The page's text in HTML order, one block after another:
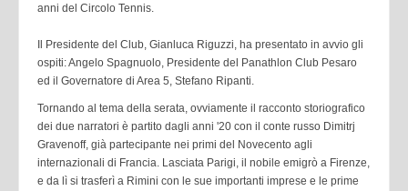
anni del Circolo Tennis.
Il Presidente del Club, Gianluca Riguzzi, ha presentato in avvio gli
ospiti: Angelo Spagnuolo, Presidente del Panathlon Club Pesaro
ed il Governatore di Area 5, Stefano Ripanti.
Tornando al tema della serata, ovviamente il racconto storiografico
dei due narratori è partito dagli anni '20 con il conte russo Dimitrj
Gravenoff, già partecipante nei primi del Novecento agli
internazionali di Francia. Lasciata Parigi, il nobile emigrò a Firenze,
e da lì si trasferì a Rimini con le sue importanti imprese e le prime